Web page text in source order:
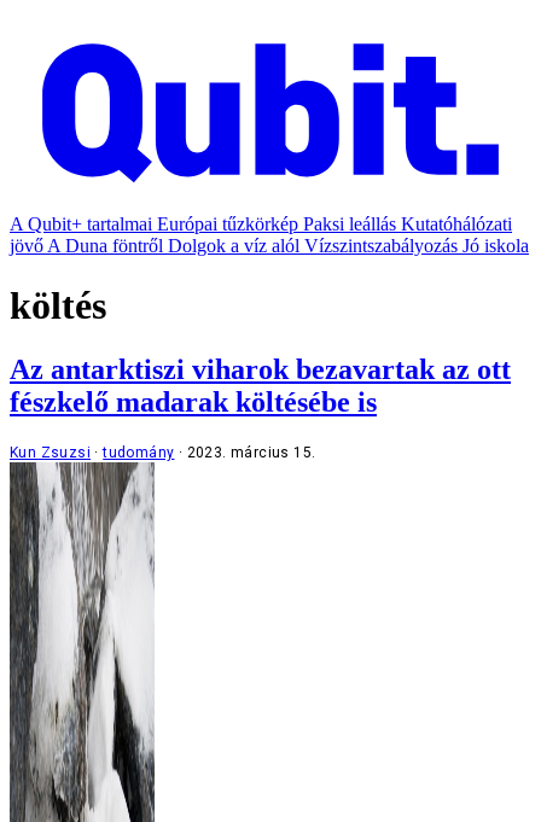
A Qubit+ tartalmai Európai tűzkörkép Paksi leállás Kutatóhálózati
jövő A Duna föntről Dolgok a víz alól Vízszintszabályozás Jó iskola
költés
Az antarktiszi viharok bezavartak az ott
fészkelő madarak költésébe is
Kun Zsuzsi tudomány 2023. március 15.